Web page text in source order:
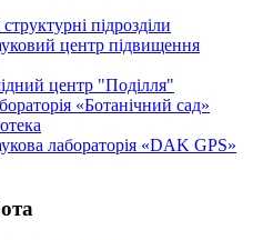
підрозділи
центр підвищення
центр "Поділля"
«Ботанічний сад»
лабораторія «DAK GPS»